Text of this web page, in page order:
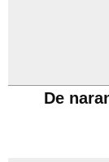
De